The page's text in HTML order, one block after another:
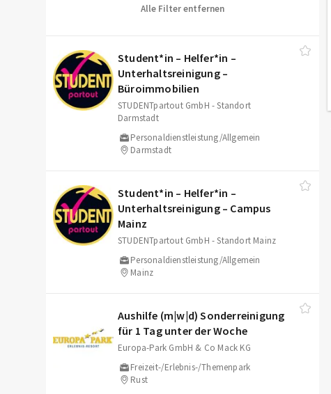
Alle Filter entfernen
Student*in – Helfer*in –
Unterhaltsreinigung –
Büroimmobilien
STUDENTpartout GmbH - Standort
Darmstadt
Personaldienstleistung/Allgemein
Darmstadt
Student*in – Helfer*in –
Unterhaltsreinigung – Campus
Mainz
STUDENTpartout GmbH - Standort Mainz
Personaldienstleistung/Allgemein
Mainz
Aushilfe (m|w|d) Sonderreinigung
für 1 Tag unter der Woche
Europa-Park GmbH & Co Mack KG
Freizeit-/Erlebnis-/Themenpark
Rust